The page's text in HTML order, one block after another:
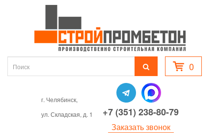
0
г. Челябинск,
ул. Складская, д. 1
+7 (351) 238-80-79
Заказать звонок